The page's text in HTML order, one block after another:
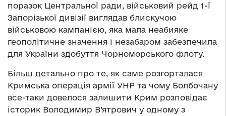
поразок Центральної ради, військовий рейд 1-ї
Запорізької дивізії виглядав блискучою
військовою кампанією, яка мала неабияке
геополітичне значення і незабаром забезпечила
для України здобуття Чорноморського флоту.
Більш детально про те, як саме розгорталася
Кримська операція армії УНР та чому Болбочану
все-таки довелося залишити Крим розповідає
історик Володимир В’ятрович у одному з